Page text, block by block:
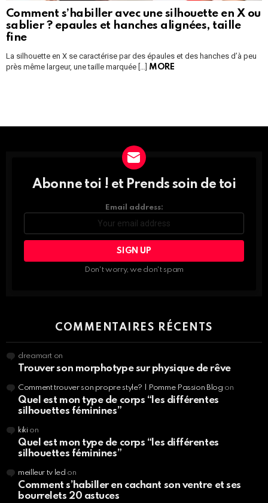
Comment s’habiller avec une silhouette en X ou
sablier ? epaules et hanches alignées, taille
fine
La silhouette en X se caractérise par des épaules et des hanches d’à peu
près même largeur, une taille marquée […] MORE
DÉCOUVRE
ET
PROFITE
Abonne toi ! et Prends soin de toi
Email address:
Don't worry, we don't spam
COMMENTAIRES RÉCENTS
dreamart on
Trouver son morphotype sur physique de rêve
Comment trouver son propre style? | Pomme Passion Blog on
Quel est mon type de corps “les différentes
silhouettes féminines”
kikion
Quel est mon type de corps “les différentes
silhouettes féminines”
meilleur tv led on
Comment s’habiller en cachant son ventre et ses
bourrelets 20 astuces